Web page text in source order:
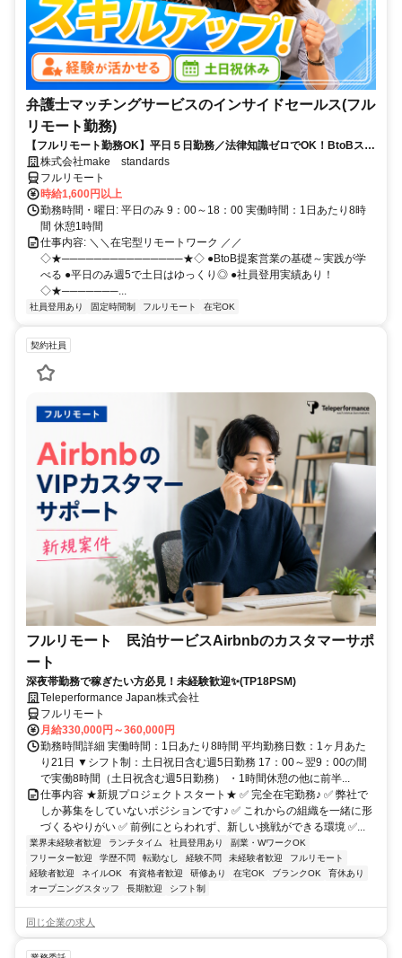
弁護士マッチングサービスのインサイドセールス(フル
リモート勤務)
【フルリモート勤務OK】平日５日勤務／法律知識ゼロでOK！BtoBスキ
ルが身につく営業職
株式会社make standards
フルリモート
時給1,600円以上
勤務時間・曜日: 平日のみ 9：00～18：00 実働時間：1日あたり8時
間 休憩1時間
仕事内容: ＼＼在宅型リモートワーク ／／
◇★───────────────★◇ ●BtoB提案営業の基礎～実践が学
べる ●平日のみ週5で土日はゆっくり◎ ●社員登用実績あり！
◇★───────...
社員登用あり 固定時間制 フルリモート 在宅OK
契約社員
フルリモート 民泊サービスAirbnbのカスタマーサポ
ート
深夜帯勤務で稼ぎたい方必見！未経験歓迎✨(TP18PSM)
Teleperformance Japan株式会社
フルリモート
月給330,000円～360,000円
勤務時間詳細 実働時間：1日あたり8時間 平均勤務日数：1ヶ月あた
り21日 ▼シフト制：土日祝日含む週5日勤務 17：00～翌9：00の間
で実働8時間（土日祝含む週5日勤務） ・1時間休憩の他に前半...
仕事内容 ★新規プロジェクトスタート★ ✅ 完全在宅勤務♪ ✅ 弊社で
しか募集をしていないポジションです♪ ✅ これからの組織を一緒に形
づくるやりがい ✅ 前例にとらわれず、新しい挑戦ができる環境 ✅...
業界未経験者歓迎 ランチタイム 社員登用あり
副業・WワークOK
フリーター歓迎
学歴不問 転勤なし 経験不問 未経験者歓迎
フルリモート
経験者歓迎
ネイルOK 有資格者歓迎 研修あり 在宅OK ブランクOK
育休あり
オープニングスタッフ
長期歓迎 シフト制
同じ企業の求人